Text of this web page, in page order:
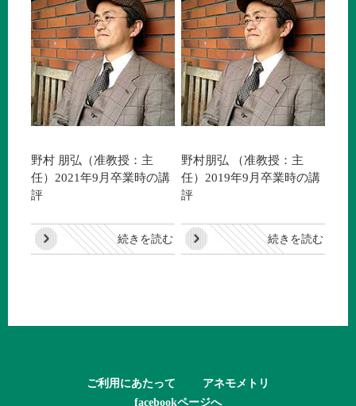
野村 朋弘（准教授：主
任）2021年9月卒業時の講
評
続きを読む
野村朋弘 （准教授：主
任）2019年9月卒業時の講
評
続きを読む
ご利用にあたって
アネモメトリ
facebookページへ